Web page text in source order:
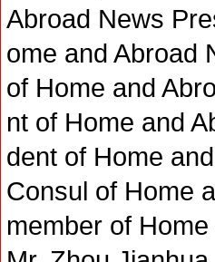
Abroad News
ome and Abroad
of Home and
nt of Home and
dent of Home
Consul of Home
member of